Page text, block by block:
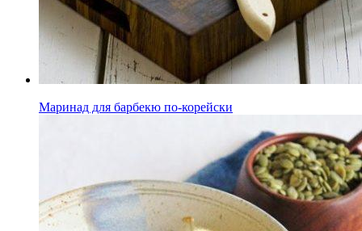
Маринад для барбекю по-корейски